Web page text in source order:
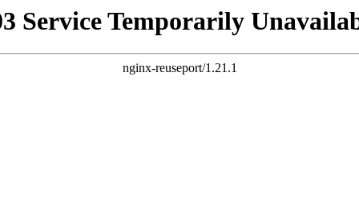
Service Temporarily
nginx-reuseport/1.21.1